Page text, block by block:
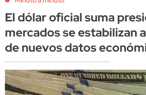
El dólar oficial suma
mercados se estabilizan
de nuevos datos